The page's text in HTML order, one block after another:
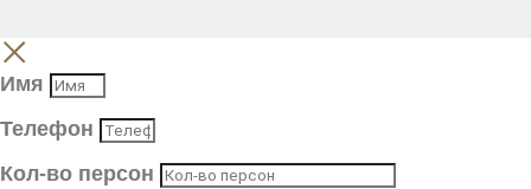
Имя
Телефон
Кол-во персон